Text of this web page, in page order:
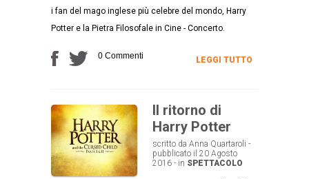
i fan del mago inglese più celebre del mondo, Harry
Potter e la Pietra Filosofale in Cine - Concerto.
0 Commenti LEGGI TUTTO
Il ritorno di
Harry Potter
scritto da Anna Quartaroli -
pubblicato il 20 Agosto
2016 - in SPETTACOLO